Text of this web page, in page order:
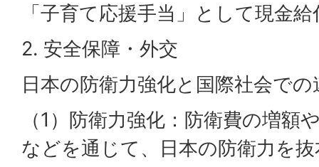
「子育て応援手当」として現金
2. 安全保障・外交
日本の防衛力強化と国際社会で
（1）防衛力強化：防衛費の増額
などを通じて、日本の防衛力を